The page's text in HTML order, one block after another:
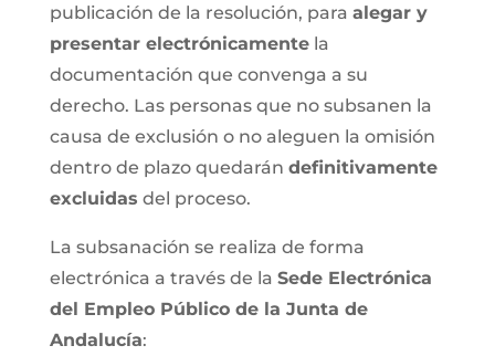
publicación de la resolución, para alegar y
presentar electrónicamentela
documentación que convenga a su
derecho. Las personas que no subsanen la
causa de exclusión o no aleguen la omisión
dentro de plazo quedarán definitivamente
excluidas del proceso.
La subsanación se realiza de forma
electrónica a través de la Sede Electrónica
del Empleo Público de la Junta de
Andalucía: